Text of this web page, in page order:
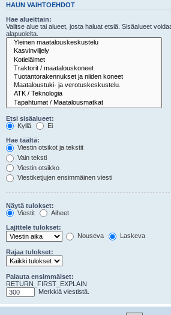
HAUN VAIHTOEHDOT
Hae alueittain:
Valitse alue tai alueet, josta haluat etsiä. Sisäalueet
alapuolelta.
Etsi sisäalueet:
Kyllä
Ei
Hae täältä:
Viestin otsikot ja tekstit
Vain teksti
Viestin otsikko
Viestiketjujen ensimmäinen viesti
Näytä tulokset:
Viestit
Aiheet
Lajittele tulokset:
Nouseva
Laskeva
Rajaa tulokset:
Palauta ensimmäiset:
RETURN_FIRST_EXPLAIN
Merkkiä viestistä.